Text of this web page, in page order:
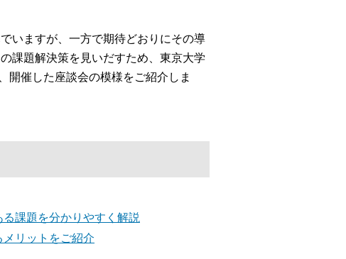
いますが、一方で期待どおりにその導
課題解決策を見いだすため、東京大学
開催した座談会の模様をご紹介しま
課題を分かりやすく解説
リットをご紹介